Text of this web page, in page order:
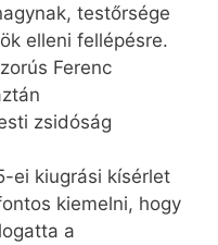
testőrsége
elleni fellépésre.
Ferenc
zsidóság
ei kiugrási kísérlet
kiemelni, hogy
a